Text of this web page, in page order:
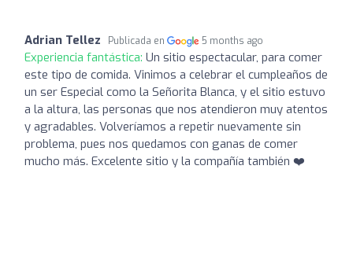
Adrian Tellez Publicada en 5 months ago
Experiencia fantástica: Un sitio espectacular, para comer
este tipo de comida. Vinimos a celebrar el cumpleaños de
un ser Especial como la Señorita Blanca, y el sitio estuvo
a la altura, las personas que nos atendieron muy atentos
y agradables. Volveríamos a repetir nuevamente sin
problema, pues nos quedamos con ganas de comer
mucho más. Excelente sitio y la compañía también ❤️